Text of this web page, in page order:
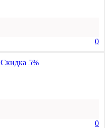
0
Скидка 5%
0